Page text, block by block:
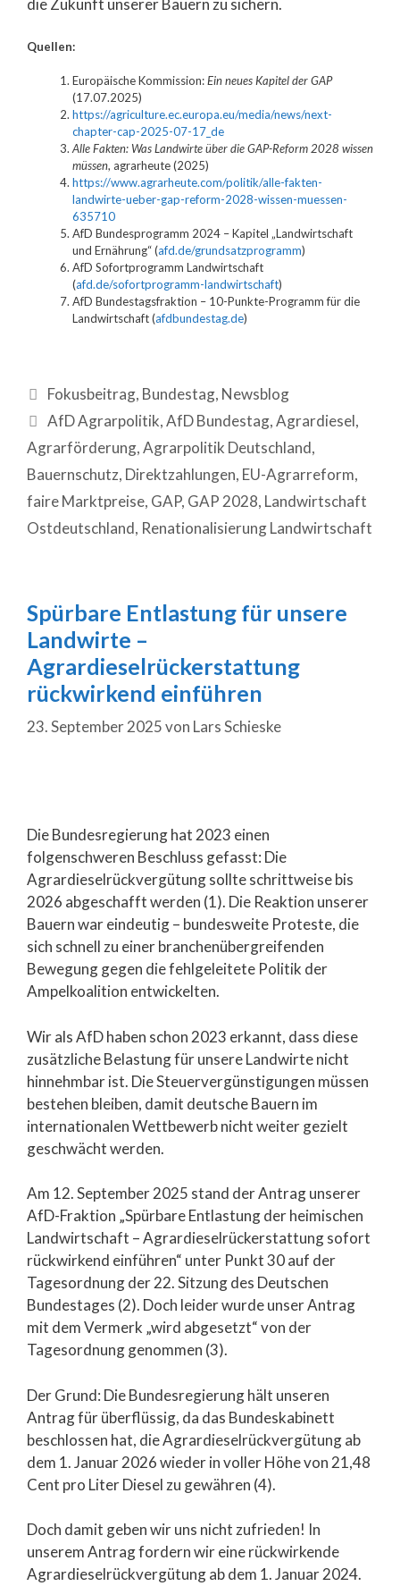
die Zukunft unserer Bauern zu sichern.
Quellen:
Europäische Kommission:Ein neues Kapitel der GAP
(17.07.2025)
https://agriculture.ec.europa.eu/media/news/next-
chapter-cap-2025-07-17_de
Alle Fakten: Was Landwirte über die GAP-Reform 2028 wissen
müssen, agrarheute (2025)
https://www.agrarheute.com/politik/alle-fakten-
landwirte-ueber-gap-reform-2028-wissen-muessen-
635710
AfD Bundesprogramm 2024 – Kapitel „Landwirtschaft
und Ernährung“ (afd.de/grundsatzprogramm)
AfD Sofortprogramm Landwirtschaft
(afd.de/sofortprogramm-landwirtschaft)
AfD Bundestagsfraktion – 10-Punkte-Programm für die
Landwirtschaft (afdbundestag.de)
Fokusbeitrag, Bundestag, Newsblog
AfD Agrarpolitik,AfD Bundestag,Agrardiesel,
Agrarförderung,Agrarpolitik Deutschland,
Bauernschutz, Direktzahlungen, EU-Agrarreform,
faire Marktpreise, GAP, GAP 2028, Landwirtschaft
Ostdeutschland, Renationalisierung Landwirtschaft
Spürbare Entlastung für unsere
Landwirte –
Agrardieselrückerstattung
rückwirkend einführen
23. September 2025von Lars Schieske
Die Bundesregierung hat 2023 einen
folgenschweren Beschluss gefasst: Die
Agrardieselrückvergütung sollte schrittweise bis
2026 abgeschafft werden (1). Die Reaktion unserer
Bauern war eindeutig – bundesweite Proteste, die
sich schnell zu einer branchenübergreifenden
Bewegung gegen die fehlgeleitete Politik der
Ampelkoalition entwickelten.
Wir als AfD haben schon 2023 erkannt, dass diese
zusätzliche Belastung für unsere Landwirte nicht
hinnehmbar ist. Die Steuervergünstigungen müssen
bestehen bleiben, damit deutsche Bauern im
internationalen Wettbewerb nicht weiter gezielt
geschwächt werden.
Am 12. September 2025 stand der Antrag unserer
AfD-Fraktion „Spürbare Entlastung der heimischen
Landwirtschaft – Agrardieselrückerstattung sofort
rückwirkend einführen“ unter Punkt 30 auf der
Tagesordnung der 22. Sitzung des Deutschen
Bundestages (2). Doch leider wurde unser Antrag
mit dem Vermerk „wird abgesetzt“ von der
Tagesordnung genommen (3).
Der Grund: Die Bundesregierung hält unseren
Antrag für überflüssig, da das Bundeskabinett
beschlossen hat, die Agrardieselrückvergütung ab
dem 1. Januar 2026 wieder in voller Höhe von 21,48
Cent pro Liter Diesel zu gewähren (4).
Doch damit geben wir uns nicht zufrieden! In
unserem Antrag fordern wir eine rückwirkende
Agrardieselrückvergütung ab dem 1. Januar 2024.